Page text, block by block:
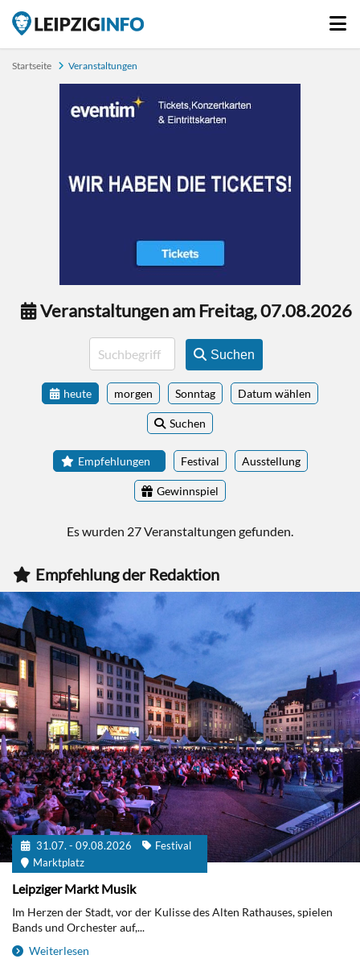
Startseite Veranstaltungen
Veranstaltungen am Freitag, 07.08.2026
Suchen
heute morgen Sonntag Datum wählen
Suchen
Empfehlungen Festival Ausstellung
Gewinnspiel
Es wurden 27 Veranstaltungen gefunden.
Empfehlung der Redaktion
31.07. - 09.08.2026
Festival
Marktplatz
Leipziger Markt Musik
Im Herzen der Stadt, vor der Kulisse des Alten Rathauses, spielen
Bands und Orchester auf,...
Weiterlesen